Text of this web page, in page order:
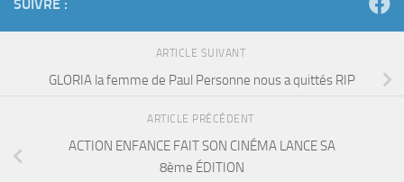
SUIVRE :
ARTICLE SUIVANT
GLORIA la femme de Paul Personne nous a quittés RIP
ARTICLE PRÉCÉDENT
ACTION ENFANCE FAIT SON CINÉMA LANCE SA
8ème ÉDITION